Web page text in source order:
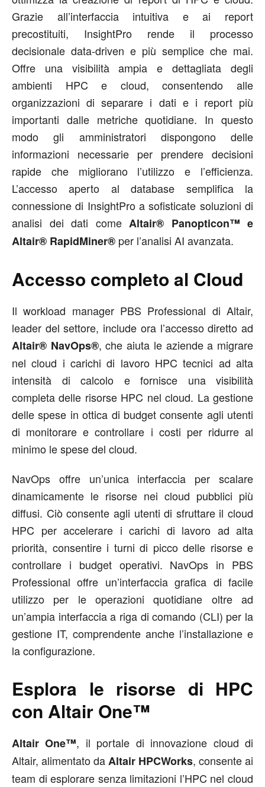
Grazie all’interfaccia intuitiva e ai report
precostituiti, InsightPro rende il processo
decisionale data-driven e più semplice che mai.
Offre una visibilità ampia e dettagliata degli
ambienti HPC e cloud, consentendo alle
organizzazioni di separare i dati e i report più
importanti dalle metriche quotidiane. In questo
modo gli amministratori dispongono delle
informazioni necessarie per prendere decisioni
rapide che migliorano l’utilizzo e l’efficienza.
L’accesso aperto al database semplifica la
connessione di InsightPro a sofisticate soluzioni di
analisi dei dati come Altair® Panopticon™ e
Altair® RapidMiner® per l’analisi AI avanzata.
Accesso completo al Cloud
Il workload manager PBS Professional di Altair,
leader del settore, include ora l’accesso diretto ad
Altair® NavOps®, che aiuta le aziende a migrare
nel cloud i carichi di lavoro HPC tecnici ad alta
intensità di calcolo e fornisce una visibilità
completa delle risorse HPC nel cloud. La gestione
delle spese in ottica di budget consente agli utenti
di monitorare e controllare i costi per ridurre al
minimo le spese del cloud.
NavOps offre un’unica interfaccia per scalare
dinamicamente le risorse nei cloud pubblici più
diffusi. Ciò consente agli utenti di sfruttare il cloud
HPC per accelerare i carichi di lavoro ad alta
priorità, consentire i turni di picco delle risorse e
controllare i budget operativi. NavOps in PBS
Professional offre un’interfaccia grafica di facile
utilizzo per le operazioni quotidiane oltre ad
un’ampia interfaccia a riga di comando (CLI) per la
gestione IT, comprendente anche l’installazione e
la configurazione.
Esplora le risorse di HPC
con Altair One™
Altair One™, il portale di innovazione cloud di
Altair, alimentato daAltair HPCWorks, consente ai
team di esplorare senza limitazioni l’HPC nel cloud